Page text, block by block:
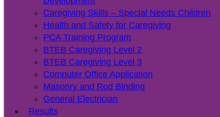
Caregiving Skills – Special Needs Children
Health and Safety for Caregiving
PCA Training Program
BTEB Caregiving Level 2
BTEB Caregiving Level 3
Computer Office Application
Masonry and Rod Binding
General Electrician
Results